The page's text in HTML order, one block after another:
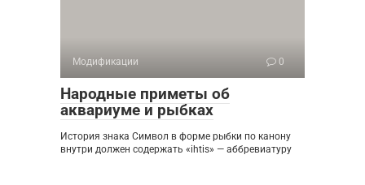
Модификации 0
Народные приметы об
аквариуме и рыбках
История знака Символ в форме рыбки по канону
внутри должен содержать «ihtis» — аббревиатуру